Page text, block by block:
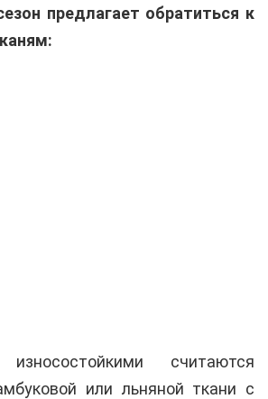
предлагает обратиться к
считаются
или льняной ткани с